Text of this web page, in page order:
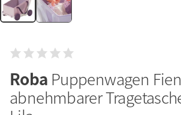
Roba Puppenwagen
abnehmbarer